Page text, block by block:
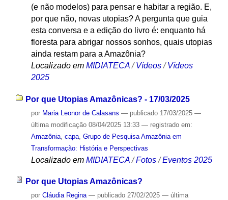
(e não modelos) para pensar e habitar a região. E,
por que não, novas utopias? A pergunta que guia
esta conversa e a edição do livro é: enquanto há
floresta para abrigar nossos sonhos, quais utopias
ainda restam para a Amazônia?
Localizado em MIDIATECA /Vídeos /Vídeos
2025
Por que Utopias Amazônicas? - 17/03/2025
por Maria Leonor de Calasans — publicado17/03/2025 —
última modificação08/04/2025 13:33 — registrado em:
Amazônia, capa, Grupo de Pesquisa Amazônia em
Transformação: História e Perspectivas
Localizado em MIDIATECA /Fotos /Eventos 2025
Por que Utopias Amazônicas?
por Cláudia Regina — publicado27/02/2025 — última